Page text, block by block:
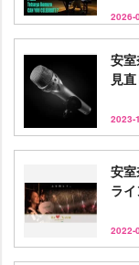
2026-
安
見
2023-
安
ラ
2022-